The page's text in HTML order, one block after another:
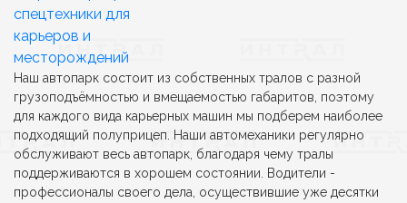
Наш автопарк состоит из собственных тралов с разной
грузоподъёмностью и вмещаемостью габаритов, поэтому
для каждого вида карьерных машин мы подберем наиболее
подходящий полуприцеп. Наши автомеханики регулярно
обслуживают весь автопарк, благодаря чему тралы
поддерживаются в хорошем состоянии. Водители -
профессионалы своего дела, осуществившие уже десятки